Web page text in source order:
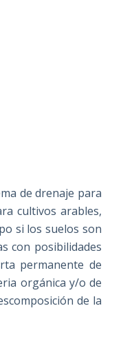
de drenaje para
cultivos arables,
si los suelos son
con posibilidades
permanente de
orgánica y/o de
de la